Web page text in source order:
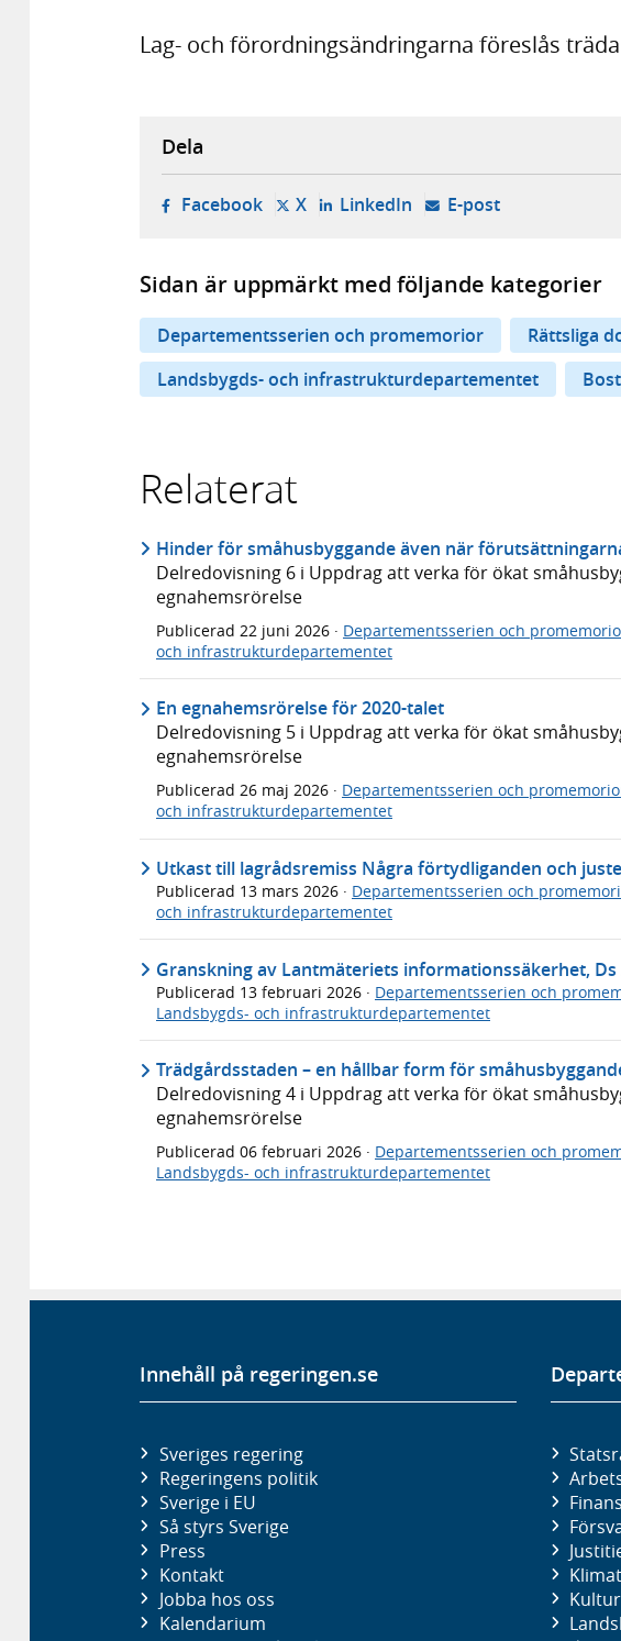
Lag- och förordningsändringarna föreslås
Dela
Facebook- öppnas i ny flik, extern webbplats,
X- öppnas i ny flik, extern webbplats,
LinkedIn- öppnas i ny flik, extern
E-post- öppnar din
Sidan är uppmärkt med följande kategorier
Departementsserien och promemorior
Rättsliga
Landsbygds- och infrastrukturdepartementet
Relaterat
Hinder för småhusbyggande även när
Delredovisning 6 i Uppdrag att verka för ökat
egnahemsrörelse
Publicerad 22 juni 2026 · Departementsserien och
och infrastrukturdepartementet
En egnahemsrörelse för 2020-talet
Delredovisning 5 i Uppdrag att verka för ökat
egnahemsrörelse
Publicerad 26 maj 2026 · Departementsserien och
och infrastrukturdepartementet
Utkast till lagrådsremiss Några förtydliganden och
Publicerad 13 mars 2026 · Departementsserien och
och infrastrukturdepartementet
Granskning av Lantmäteriets informationssäkerhet, Ds
Publicerad 13 februari 2026 · Departementsserien och
Landsbygds- och infrastrukturdepartementet
Trädgårdsstaden – en hållbar form för
Delredovisning 4 i Uppdrag att verka för ökat
egnahemsrörelse
Publicerad 06 februari 2026 · Departementsserien och
Landsbygds- och infrastrukturdepartementet
Innehåll på regeringen.se
Sveriges regering
Regeringens politik
Sverige i EU
Så styrs Sverige
Press
Kontakt
Jobba hos oss
Kalendarium